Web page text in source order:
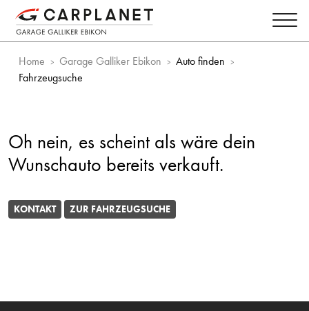
Home Garage Galliker Ebikon
Auto finden
Fahrzeugsuche
Oh nein, es scheint als wäre dein
Wunschauto bereits verkauft.
KONTAKT ZUR FAHRZEUGSUCHE